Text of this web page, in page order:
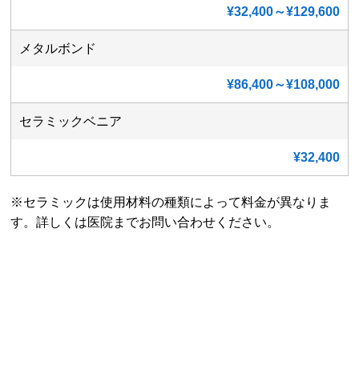
¥32,400～¥129,600
メタルボンド
¥86,400～¥108,000
セラミックベニア
¥32,400
※セラミックは使用材料の種類によって料金が異なりま
す。詳しくは医院までお問い合わせください。